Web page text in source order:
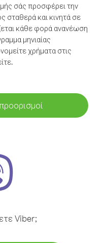
σάς προσφέρει την
σταθερά και κινητά σε
κάθε φορά ανανέωση
μηνιαίας
χρήματα στις
Viber;